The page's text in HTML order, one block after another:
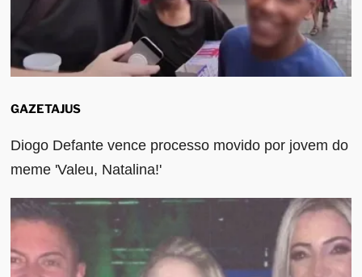
GAZETAJUS
Diogo Defante vence processo movido por jovem do
meme 'Valeu, Natalina!'